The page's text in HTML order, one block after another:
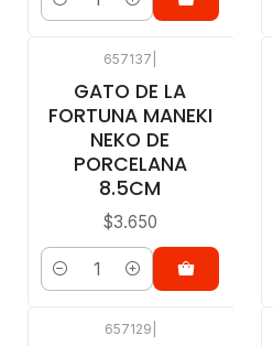
Cantidad
657137
GATO DE LA
FORTUNA MANEKI
NEKO DE
PORCELANA
8.5CM
$3.650
Cantidad
657129